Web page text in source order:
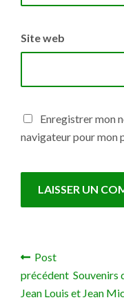
Site web
Enregistrer mon
navigateur pour mon
Post
précédent Souvenirs
Jean Louis et Jean